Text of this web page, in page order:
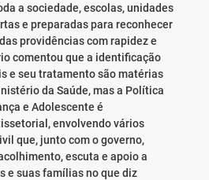
a sociedade, escolas, unidades
e preparadas para reconhecer
providências com rapidez e
comentou que a identificação
e seu tratamento são matérias
da Saúde, mas a Política
e Adolescente é
envolvendo vários
que, junto com o governo,
escuta e apoio a
e suas famílias no que diz